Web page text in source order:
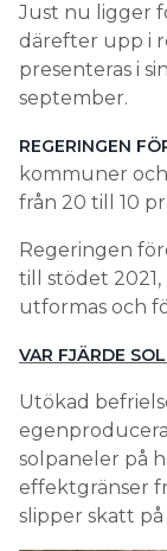
Just nu ligger
därefter upp i
presenteras i
september.
REGERINGEN
kommuner
från 20 till 10
Regeringen
till stödet
utformas och
VAR FJÄRDE
Utökad
solpaneler på
effektgränser
slipper skatt